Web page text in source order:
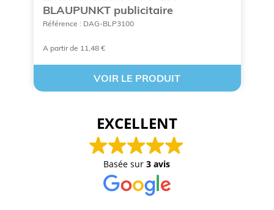
BLAUPUNKT publicitaire
Référence : DAG-BLP3100
A partir de 11,48 €
VOIR LE PRODUIT
EXCELLENT
Basée sur3 avis